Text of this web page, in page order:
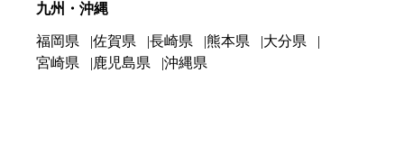
九州・沖縄
福岡県 佐賀県 長崎県 熊本県
大分県
宮崎県
鹿児島県 沖縄県